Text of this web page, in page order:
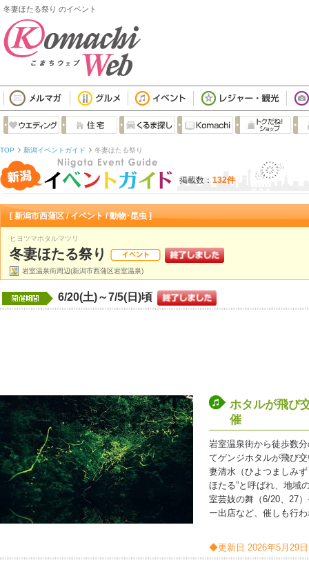
冬妻ほたる祭り のイベント
TOP 新潟イベントガイド 冬妻ほたる祭り
掲載数： 132件
[ 新潟市西蒲区 / イベント / 動物･昆虫 ]
ヒヨツマホタルマツリ
冬妻ほたる祭り
岩室温泉街周辺(新潟市西蒲区岩室温泉)
6/20(土)～7/5(日)頃
ホタルが飛び
催
岩室温泉街から徒歩数
てゲンジホタルが飛び
妻清水（ひよつましみ
ほたる”と呼ばれ、地域
室芸妓の舞（6/20、27
ー出店など、催しも行
◆更新日 2026年5月29日